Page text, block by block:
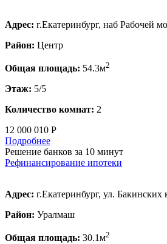
Адрес: г.Екатеринбург, наб Рабочей
Район: Центр
Общая площадь: 54.3м2
Этаж: 5/5
Количество комнат: 2
12 000 010 Р
Подробнее
Решение банков за 10 минут
Рефинансирование ипотеки
Адрес: г.Екатеринбург, ул. Бакинских
Район: Уралмаш
Общая площадь: 30.1м2